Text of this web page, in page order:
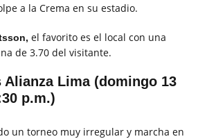
a la Crema en su estadio.
el favorito es el local con una
de 3.70 del visitante.
Alianza Lima (domingo 13
p.m.)
un torneo muy irregular y marcha en